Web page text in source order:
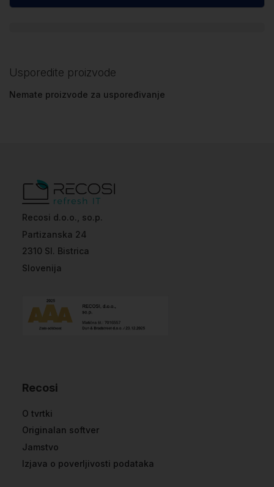
Usporedite proizvode
Nemate proizvode za uspoređivanje
Recosi d.o.o., so.p.
Partizanska 24
2310 Sl. Bistrica
Slovenija
Recosi
O tvrtki
Originalan softver
Jamstvo
Izjava o poverljivosti podataka